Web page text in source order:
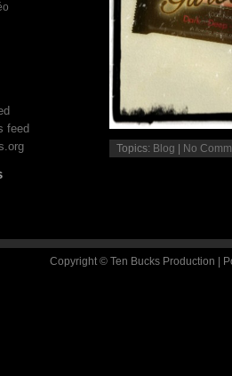
Topics: Blog No
feed
Copyright © Ten Bucks Production |